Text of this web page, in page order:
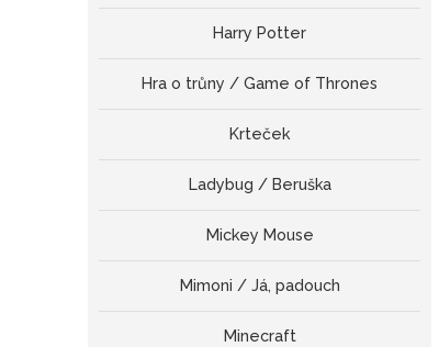
Harry Potter
Hra o trůny / Game of Thrones
Krteček
Ladybug / Beruška
Mickey Mouse
Mimoni / Já, padouch
Minecraft